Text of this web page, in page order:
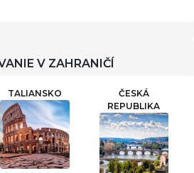
V ZAHRANIČÍ
TALIANSKO
ČESKÁ
REPUBLIKA